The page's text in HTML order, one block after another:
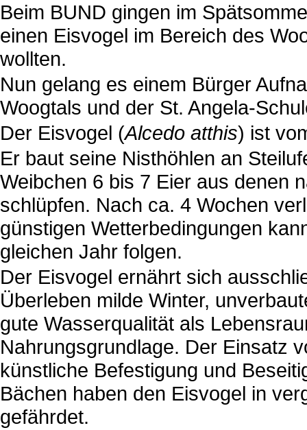
Beim BUND gingen im
einen Eisvogel im Bereich des
wollten.
Nun gelang es einem Bürger
Woogtals und der St. Angela-
Der Eisvogel (Alcedo atthis) ist
Er baut seine Nisthöhlen an
Weibchen 6 bis 7 Eier aus denen
schlüpfen. Nach ca. 4 Wochen
günstigen Wetterbedingungen
gleichen Jahr folgen.
Der Eisvogel ernährt sich
Überleben milde Winter,
gute Wasserqualität als
Nahrungsgrundlage. Der Einsatz
künstliche Befestigung und
Bächen haben den Eisvogel in
gefährdet.